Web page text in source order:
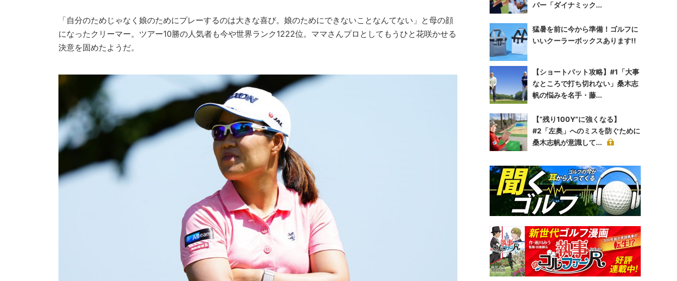
「自分のためじゃなく娘のためにプレーするのは大きな喜び。娘のためにできないことなんてない」と母の顔
になったクリーマー。ツアー10勝の人気者も今や世界ランク1222位。ママさんプロとしてもうひと花咲かせる
決意を固めたようだ。
パー「ダイナミック...
猛暑を前に今から準備！ゴルフに
いいクーラーボックスあります!!
【ショートパット攻略】#1「大事
なところで打ち切れない」桑木志
帆の悩みを名手・藤...
【“残り100Y”に強くなる】
#2「左奥」へのミスを防ぐために
桑木志帆が意識して...